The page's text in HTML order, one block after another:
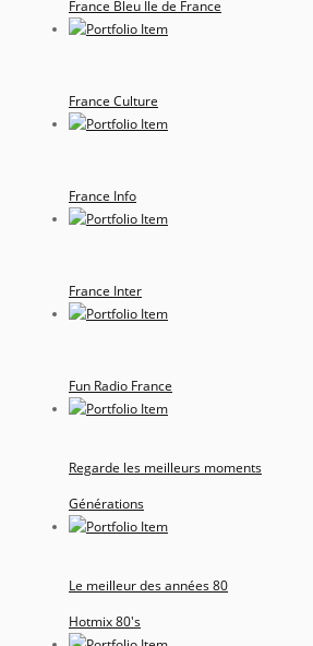
France Bleu Ile de France
France Culture
France Info
France Inter
Fun Radio France
Regarde les meilleurs moments
Générations
Le meilleur des années 80
Hotmix 80's